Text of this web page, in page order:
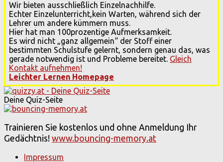
Wir bieten ausschließlich Einzelnachhilfe.
Echter Einzelunterricht,kein Warten, während sich der
Lehrer um andere kümmern muss.
Hier hat man 100prozentige Aufmerksamkeit.
Es wird nicht „ganz allgemein“ der Stoff einer
bestimmten Schulstufe gelernt, sondern genau das, was
gerade notwendig ist und Probleme bereitet. Gleich
Kontakt aufnehmen!
Leichter Lernen Homepage
Deine Quiz-Seite
Trainieren Sie kostenlos und ohne Anmeldung Ihr
Gedächtnis! www.bouncing-memory.at
Impressum